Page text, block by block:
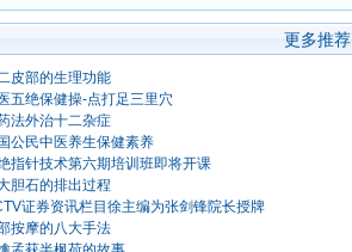
更多推荐
皮部的生理功能
五绝保健操-点打足三里穴
法外治十二杂症
公民中医养生保健素养
指针技术第六期培训班即将开课
胆石的排出过程
证券资讯栏目徐主编为张剑锋院长授牌
按摩的八大手法